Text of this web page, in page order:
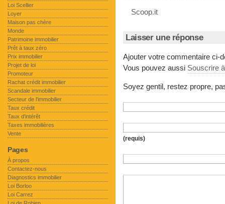
Scoop.it
Laisser une réponse
Ajouter votre commentaire ci-
Vous pouvez aussi Souscrire
Soyez gentil, restez propre,
(requis)
Loi Scellier
Loyer
Maison pas chère
Monde
Patrimoine immobilier
Prêt à taux zéro
Prix immobilier
Projet de loi
Promoteur
Rachat crédit immobilier
Scandale immobilier
Secteur de l'immobilier
Taux crédit
Taux d'intérêt
Taxes immobilières
Vente
Pages
À propos
Contactez-nous
Diagnostics immobilier
Loi Borloo
Loi Carrez